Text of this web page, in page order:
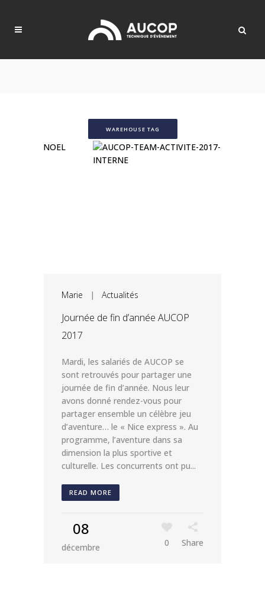
WAREHOUSE TAG
Marie | Actualités
Journée de fin d’année AUCOP
2017
Mardi, les salariés de AUCOP se
sont retrouvés pour partager une
journée de fin d’année. Nous leur
avons donné rendez-vous pour
partager ensemble un célèbre jeu
d’aventure… le « Nice express ». Au
programme, l’aventure dans sa
dimension la plus sportive et
culturelle. Les concurrents ont pu...
READ MORE
08
décembre 0 Share